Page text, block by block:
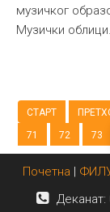
музичког
Музички облици.
СТАРТ
71
72 73
Почетна |